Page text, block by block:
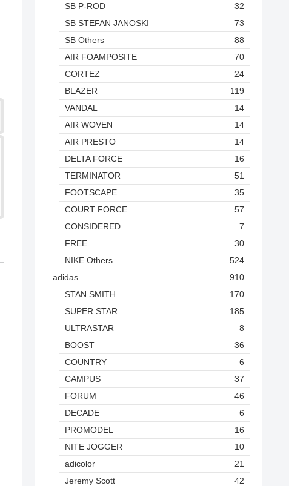
SB P-ROD
32
SB STEFAN JANOSKI
73
SB Others
88
AIR FOAMPOSITE
70
CORTEZ
24
BLAZER
119
VANDAL
14
AIR WOVEN
14
AIR PRESTO
14
DELTA FORCE
16
TERMINATOR
51
FOOTSCAPE
35
COURT FORCE
57
CONSIDERED
7
FREE
30
NIKE Others
524
adidas
910
STAN SMITH
170
SUPER STAR
185
ULTRASTAR
8
BOOST
36
COUNTRY
6
CAMPUS
37
FORUM
46
DECADE
6
PROMODEL
16
NITE JOGGER
10
adicolor
21
Jeremy Scott
42